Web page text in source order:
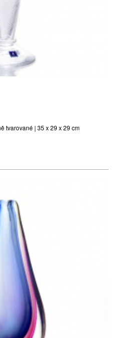
tvarované | 35 x 29 x 29 cm